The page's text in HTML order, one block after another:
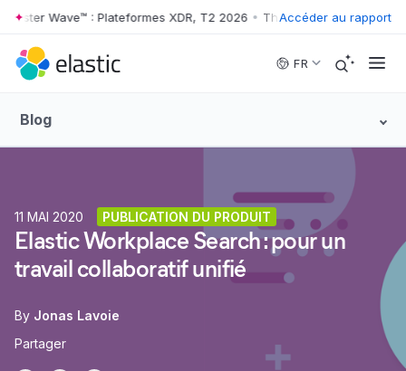
Skip to main content
Wave™ : Plateformes XDR, T2 2026 • The Forrester Wave™ :
Accéder au rapport
FR
Blog
11 MAI 2020 PUBLICATION DU PRODUIT
Elastic Workplace Search : pour un
travail collaboratif unifié
By Jonas Lavoie
Partager